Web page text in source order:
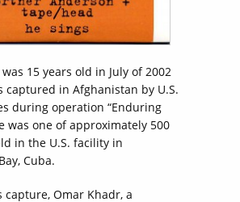
15 years old in July of 2002
captured in Afghanistan by U.S.
during operation “Enduring
was one of approximately 500
in the U.S. facility in
Cuba.
capture, Omar Khadr, a